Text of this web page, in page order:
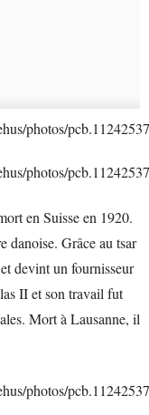
photos/
photos/
en Suisse en 1920.
danoise. Grâce au tsar
devint un fournisseur
II et son travail fut
Mort à Lausanne, il
photos/